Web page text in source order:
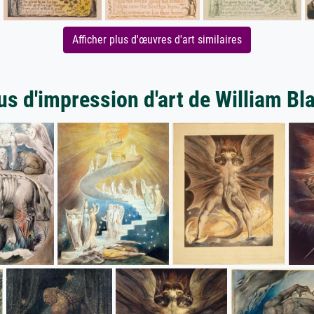
Afficher plus d'œuvres d'art similaires
d'impression d'art de William